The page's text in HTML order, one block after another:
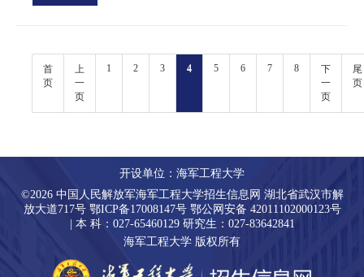
首
页
上
一
页
1 2 3 4 5 6 7 8
下
一
页
尾
页
开设单位：海军工程大学
©2026 中国人民解放军海军工程大学招生信息网 湖北省武汉市解
放大道717号 鄂ICP备17008147号 鄂公网安备 42011102000123号
| 本 科：027-65460129 研究生：027-83642841
海军工程大学 版权所有